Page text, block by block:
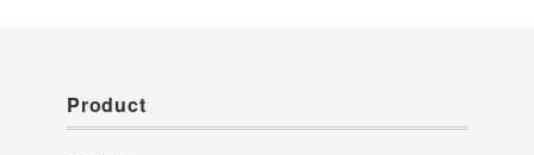
Product